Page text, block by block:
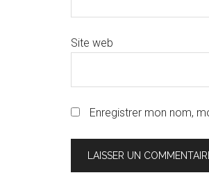
Site web
Enregistrer mon nom,